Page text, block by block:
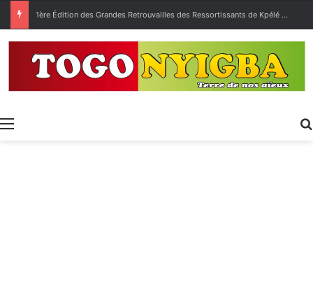
[LeCoupDeGuelle] Wow… quel peuple ?
Menu